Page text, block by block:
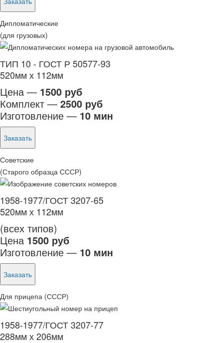
Дипломатические
(для грузовых)
ТИП 10 - ГОСТ Р 50577-93
520мм х 112мм
Цена — 1500 руб
Комплект — 2500 руб
Изготовление — 10 мин
Заказать
Советские
(Старого образца СССР)
1958-1977/ГОСТ 3207-65
520мм х 112мм
(всех типов)
Цена 1500 руб
Изготовление — 10 мин
Заказать
Для прицепа (СССР)
1958-1977/ГОСТ 3207-77
288мм х 206мм